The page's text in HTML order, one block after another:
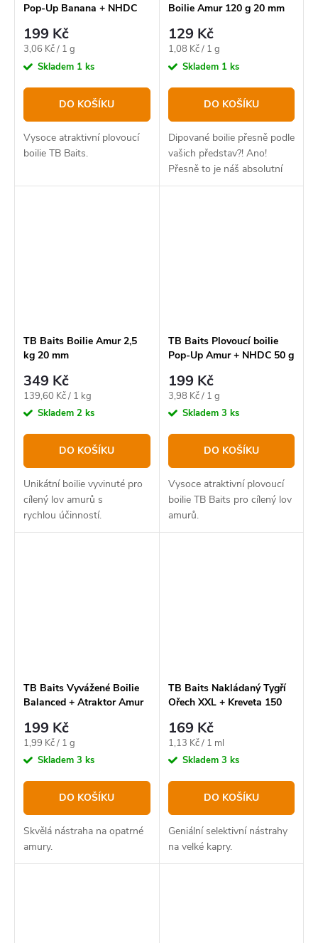
Pop-Up Banana + NHDC
199 Kč
Měrná
cena:
3,06 Kč / 1 g
Skladem 1 ks
DO KOŠÍKU
Vysoce atraktivní plovoucí
boilie TB Baits.
Boilie Amur 120 g 20 mm
129 Kč
Měrná
cena:
1,08 Kč / 1 g
Skladem 1 ks
DO KOŠÍKU
Dipované boilie přesně podle
vašich představ?! Ano!
Přesně to je náš absolutní
bestseller v novém balení.
TB Baits Boilie Amur 2,5
kg 20 mm
349 Kč
Měrná
cena:
139,60 Kč / 1 kg
Skladem 2 ks
DO KOŠÍKU
Unikátní boilie vyvinuté pro
cílený lov amurů s
rychlou účinností.
TB Baits Plovoucí boilie
Pop-Up Amur + NHDC 50 g
199 Kč
Měrná
cena:
3,98 Kč / 1 g
Skladem 3 ks
DO KOŠÍKU
Vysoce atraktivní plovoucí
boilie TB Baits pro cílený lov
amurů.
TB Baits Vyvážené Boilie
Balanced + Atraktor Amur
199 Kč
Měrná
cena:
1,99 Kč / 1 g
Skladem 3 ks
DO KOŠÍKU
Skvělá nástraha na opatrné
amury.
TB Baits Nakládaný Tygří
Ořech XXL + Kreveta 150
169 Kč
Měrná
cena:
1,13 Kč / 1 ml
Skladem 3 ks
DO KOŠÍKU
Geniální selektivní nástrahy
na velké kapry.